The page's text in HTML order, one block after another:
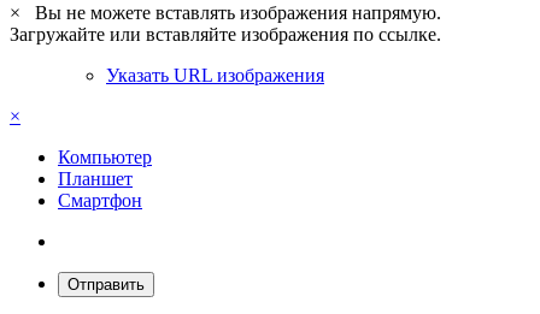
×
Вы не можете вставлять изображения напрямую.
Загружайте или вставляйте изображения по ссылке.
Указать URL изображения
×
Компьютер
Планшет
Смартфон
Отправить